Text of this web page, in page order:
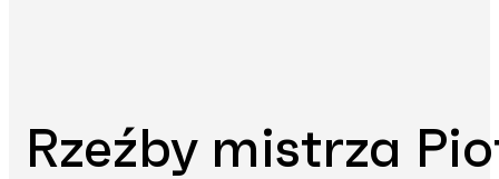
Rzeźby mistrza